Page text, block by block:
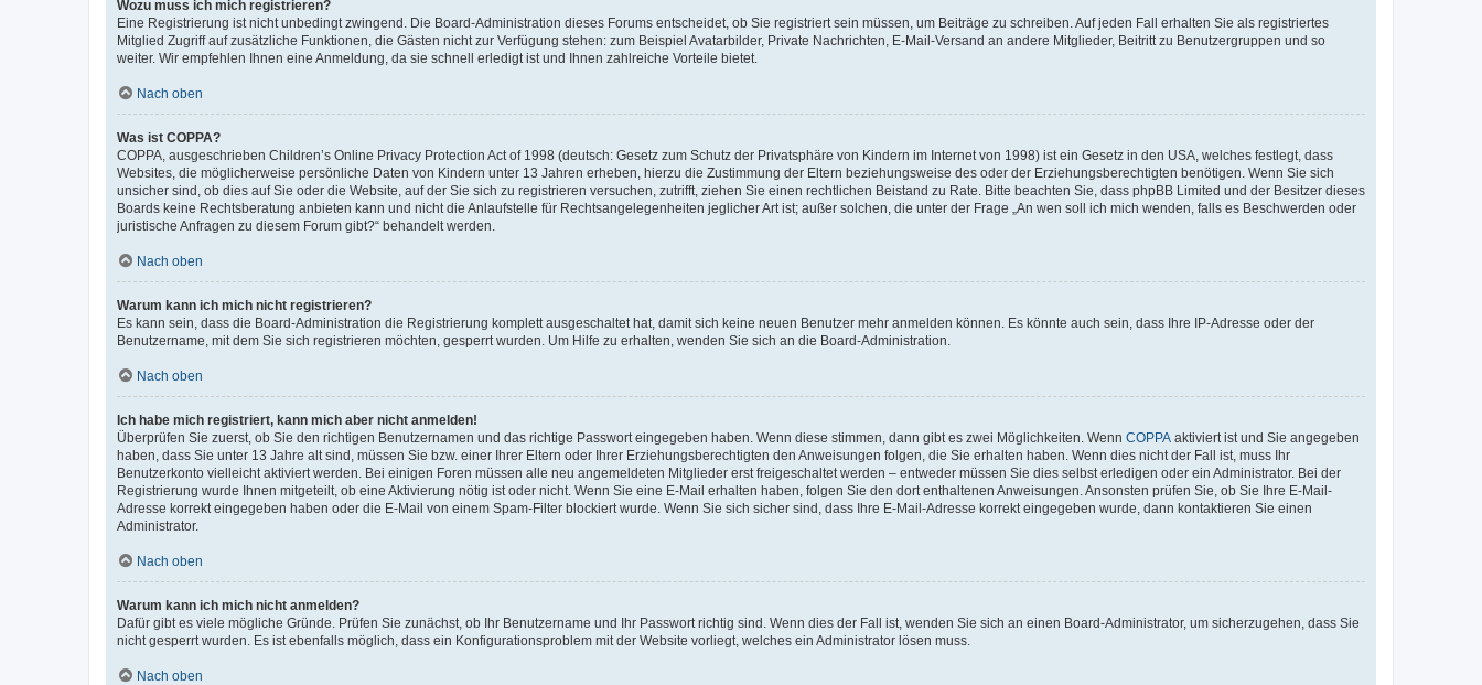
Wozu muss ich mich registrieren?
Eine Registrierung ist nicht unbedingt zwingend. Die Board-Administration dieses Forums entscheidet, ob Sie registriert sein müssen, um Beiträge zu schreiben. Auf jeden Fall erhalten Sie als registriertes
Mitglied Zugriff auf zusätzliche Funktionen, die Gästen nicht zur Verfügung stehen: zum Beispiel Avatarbilder, Private Nachrichten, E-Mail-Versand an andere Mitglieder, Beitritt zu Benutzergruppen und so
weiter. Wir empfehlen Ihnen eine Anmeldung, da sie schnell erledigt ist und Ihnen zahlreiche Vorteile bietet.
Nach oben
Was ist COPPA?
COPPA, ausgeschrieben Children’s Online Privacy Protection Act of 1998 (deutsch: Gesetz zum Schutz der Privatsphäre von Kindern im Internet von 1998) ist ein Gesetz in den USA, welches festlegt, dass
Websites, die möglicherweise persönliche Daten von Kindern unter 13 Jahren erheben, hierzu die Zustimmung der Eltern beziehungsweise des oder der Erziehungsberechtigten benötigen. Wenn Sie sich
unsicher sind, ob dies auf Sie oder die Website, auf der Sie sich zu registrieren versuchen, zutrifft, ziehen Sie einen rechtlichen Beistand zu Rate. Bitte beachten Sie, dass phpBB Limited und der Besitzer dieses
Boards keine Rechtsberatung anbieten kann und nicht die Anlaufstelle für Rechtsangelegenheiten jeglicher Art ist; außer solchen, die unter der Frage „An wen soll ich mich wenden, falls es Beschwerden oder
juristische Anfragen zu diesem Forum gibt?“ behandelt werden.
Nach oben
Warum kann ich mich nicht registrieren?
Es kann sein, dass die Board-Administration die Registrierung komplett ausgeschaltet hat, damit sich keine neuen Benutzer mehr anmelden können. Es könnte auch sein, dass Ihre IP-Adresse oder der
Benutzername, mit dem Sie sich registrieren möchten, gesperrt wurden. Um Hilfe zu erhalten, wenden Sie sich an die Board-Administration.
Nach oben
Ich habe mich registriert, kann mich aber nicht anmelden!
Überprüfen Sie zuerst, ob Sie den richtigen Benutzernamen und das richtige Passwort eingegeben haben. Wenn diese stimmen, dann gibt es zwei Möglichkeiten. Wenn COPPA aktiviert ist und Sie angegeben
haben, dass Sie unter 13 Jahre alt sind, müssen Sie bzw. einer Ihrer Eltern oder Ihrer Erziehungsberechtigten den Anweisungen folgen, die Sie erhalten haben. Wenn dies nicht der Fall ist, muss Ihr
Benutzerkonto vielleicht aktiviert werden. Bei einigen Foren müssen alle neu angemeldeten Mitglieder erst freigeschaltet werden – entweder müssen Sie dies selbst erledigen oder ein Administrator. Bei der
Registrierung wurde Ihnen mitgeteilt, ob eine Aktivierung nötig ist oder nicht. Wenn Sie eine E-Mail erhalten haben, folgen Sie den dort enthaltenen Anweisungen. Ansonsten prüfen Sie, ob Sie Ihre E-Mail-
Adresse korrekt eingegeben haben oder die E-Mail von einem Spam-Filter blockiert wurde. Wenn Sie sich sicher sind, dass Ihre E-Mail-Adresse korrekt eingegeben wurde, dann kontaktieren Sie einen
Administrator.
Nach oben
Warum kann ich mich nicht anmelden?
Dafür gibt es viele mögliche Gründe. Prüfen Sie zunächst, ob Ihr Benutzername und Ihr Passwort richtig sind. Wenn dies der Fall ist, wenden Sie sich an einen Board-Administrator, um sicherzugehen, dass Sie
nicht gesperrt wurden. Es ist ebenfalls möglich, dass ein Konfigurationsproblem mit der Website vorliegt, welches ein Administrator lösen muss.
Nach oben